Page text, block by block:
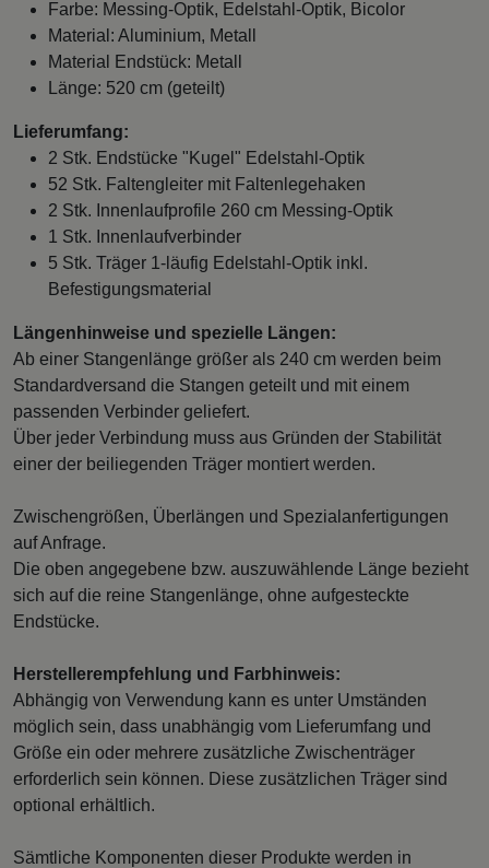
Farbe: Messing-Optik, Edelstahl-Optik, Bicolor
Material: Aluminium, Metall
Material Endstück: Metall
Länge: 520 cm (geteilt)
Lieferumfang:
2 Stk. Endstücke "Kugel" Edelstahl-Optik
52 Stk. Faltengleiter mit Faltenlegehaken
2 Stk. Innenlaufprofile 260 cm Messing-Optik
1 Stk. Innenlaufverbinder
5 Stk. Träger 1-läufig Edelstahl-Optik inkl.
Befestigungsmaterial
Längenhinweise und spezielle Längen:
Ab einer Stangenlänge größer als 240 cm werden beim
Standardversand die Stangen geteilt und mit einem
passenden Verbinder geliefert.
Über jeder Verbindung muss aus Gründen der Stabilität
einer der beiliegenden Träger montiert werden.
Zwischengrößen, Überlängen und Spezialanfertigungen
auf Anfrage.
Die oben angegebene bzw. auszuwählende Länge bezieht
sich auf die reine Stangenlänge, ohne aufgesteckte
Endstücke.
Herstellerempfehlung und Farbhinweis:
Abhängig von Verwendung kann es unter Umständen
möglich sein, dass unabhängig vom Lieferumfang und
Größe ein oder mehrere zusätzliche Zwischenträger
erforderlich sein können. Diese zusätzlichen Träger sind
optional erhältlich.
Sämtliche Komponenten dieser Produkte werden in